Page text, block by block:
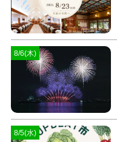
8/6(木)
8/5(水)